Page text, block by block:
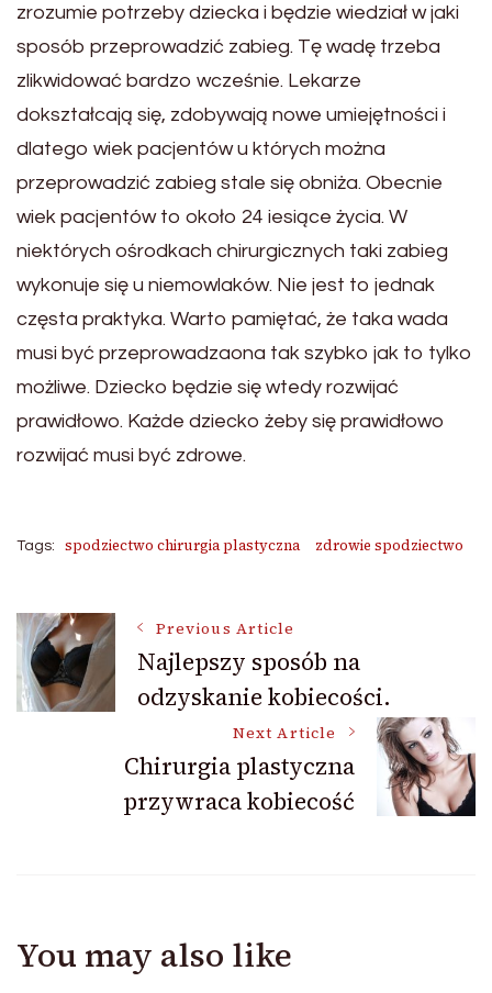
zrozumie potrzeby dziecka i będzie wiedział w jaki
sposób przeprowadzić zabieg. Tę wadę trzeba
zlikwidować bardzo wcześnie. Lekarze
dokształcają się, zdobywają nowe umiejętności i
dlatego wiek pacjentów u których można
przeprowadzić zabieg stale się obniża. Obecnie
wiek pacjentów to około 24 iesiące życia. W
niektórych ośrodkach chirurgicznych taki zabieg
wykonuje się u niemowlaków. Nie jest to jednak
częsta praktyka. Warto pamiętać, że taka wada
musi być przeprowadzaona tak szybko jak to tylko
możliwe. Dziecko będzie się wtedy rozwijać
prawidłowo. Każde dziecko żeby się prawidłowo
rozwijać musi być zdrowe.
Tags: spodziectwo chirurgia plastyczna zdrowie spodziectwo
Post
Navigation
Previous Article
Najlepszy sposób na
odzyskanie kobiecości.
Next Article
Chirurgia plastyczna
przywraca kobiecość
You may also like